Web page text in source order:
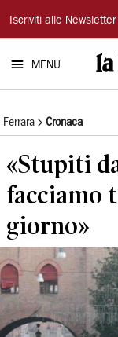
La
Nuova
Ferrara
Iscriviti alle Newsletter
MENU
Ferrara Cronaca
«Stupiti
facciamo
giorno»